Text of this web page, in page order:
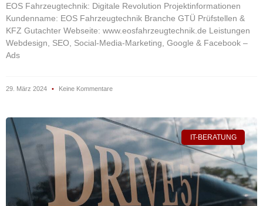
EOS Fahrzeugtechnik: Digitale Revolution Projektinformationen
Kundenname: EOS Fahrzeugtechnik Branche GTÜ Prüfstellen &
KFZ Gutachter Webseite: www.eosfahrzeugtechnik.de Leistungen
Webdesign, SEO, Social-Media-Marketing, Google & Facebook –
Ads
29. März 2024 Keine Kommentare
IT-BERATUNG